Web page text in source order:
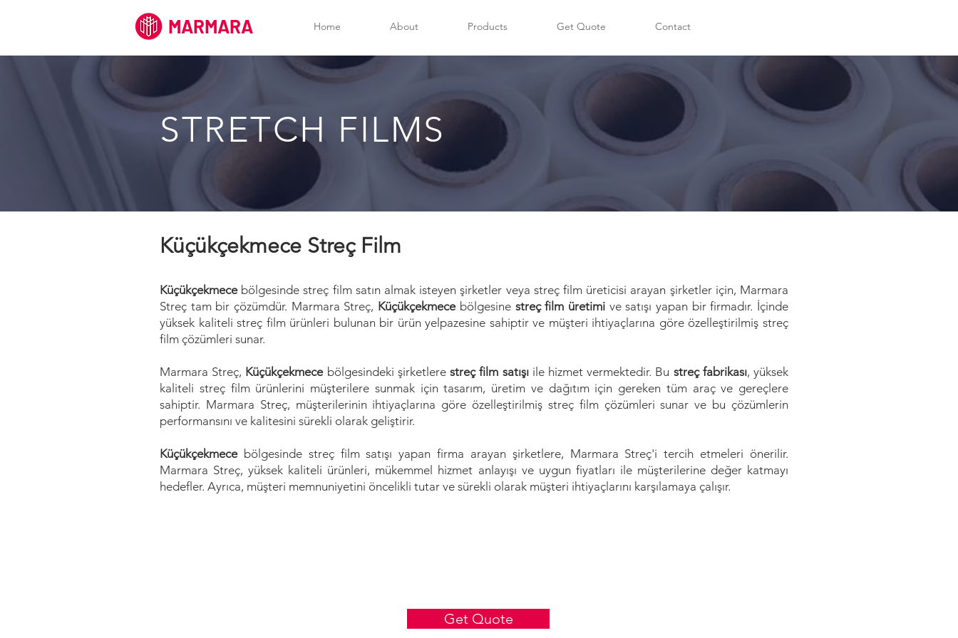
MARMARA Home About Products Get Quote Contact
STRETCH FILMS
Küçükçekmece Streç Film
Küçükçekmece bölgesinde streç film satın almak isteyen şirketler veya streç film üreticisi arayan şirketler için, Marmara
Streç tam bir çözümdür. Marmara Streç, Küçükçekmece bölgesine streç film üretimi ve satışı yapan bir firmadır. İçinde
yüksek kaliteli streç film ürünleri bulunan bir ürün yelpazesine sahiptir ve müşteri ihtiyaçlarına göre özelleştirilmiş streç
film çözümleri sunar.
Marmara Streç, Küçükçekmece bölgesindeki şirketlerestreç film satışı ile hizmet vermektedir. Bu streç fabrikası, yüksek
kaliteli streç film ürünlerini müşterilere sunmak için tasarım, üretim ve dağıtım için gereken tüm araç ve gereçlere
sahiptir. Marmara Streç, müşterilerinin ihtiyaçlarına göre özelleştirilmiş streç film çözümleri sunar ve bu çözümlerin
performansını ve kalitesini sürekli olarak geliştirir.
Küçükçekmece bölgesinde streç film satışı yapan firma arayan şirketlere, Marmara Streç'i tercih etmeleri önerilir.
Marmara Streç, yüksek kaliteli ürünleri, mükemmel hizmet anlayışı ve uygun fiyatları ile müşterilerine değer katmayı
hedefler. Ayrıca, müşteri memnuniyetini öncelikli tutar ve sürekli olarak müşteri ihtiyaçlarını karşılamaya çalışır.
Get Quote